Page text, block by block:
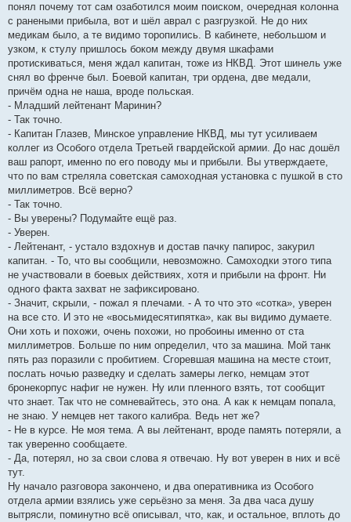
понял почему тот сам озаботился моим поиском, очередная колонна
с ранеными прибыла, вот и шёл аврал с разгрузкой. Не до них
медикам было, а те видимо торопились. В кабинете, небольшом и
узком, к стулу пришлось боком между двумя шкафами
протискиваться, меня ждал капитан, тоже из НКВД. Этот шинель уже
снял во френче был. Боевой капитан, три ордена, две медали,
причём одна не наша, вроде польская.
- Младший лейтенант Маринин?
- Так точно.
- Капитан Глазев, Минское управление НКВД, мы тут усиливаем
коллег из Особого отдела Третьей гвардейской армии. До нас дошёл
ваш рапорт, именно по его поводу мы и прибыли. Вы утверждаете,
что по вам стреляла советская самоходная установка с пушкой в сто
миллиметров. Всё верно?
- Так точно.
- Вы уверены? Подумайте ещё раз.
- Уверен.
- Лейтенант, - устало вздохнув и достав пачку папирос, закурил
капитан. - То, что вы сообщили, невозможно. Самоходки этого типа
не участвовали в боевых действиях, хотя и прибыли на фронт. Ни
одного факта захват не зафиксировано.
- Значит, скрыли, - пожал я плечами. - А то что это «сотка», уверен
на все сто. И это не «восьмидесятипятка», как вы видимо думаете.
Они хоть и похожи, очень похожи, но пробоины именно от ста
миллиметров. Больше по ним определил, что за машина. Мой танк
пять раз поразили с пробитием. Сгоревшая машина на месте стоит,
послать ночью разведку и сделать замеры легко, немцам этот
бронекорпус нафиг не нужен. Ну или пленного взять, тот сообщит
что знает. Так что не сомневайтесь, это она. А как к немцам попала,
не знаю. У немцев нет такого калибра. Ведь нет же?
- Не в курсе. Не моя тема. А вы лейтенант, вроде память потеряли, а
так уверенно сообщаете.
- Да, потерял, но за свои слова я отвечаю. Ну вот уверен в них и всё
тут.
Ну начало разговора закончено, и два оперативника из Особого
отдела армии взялись уже серьёзно за меня. За два часа душу
вытрясли, поминутно всё описывал, что, как, и остальное, вплоть до